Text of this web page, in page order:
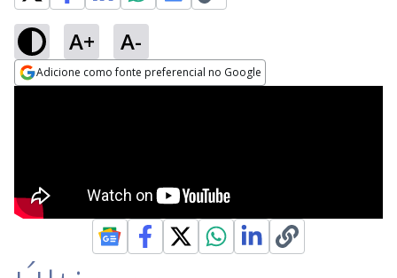
A+ A-
Adicione como fonte preferencial no Google